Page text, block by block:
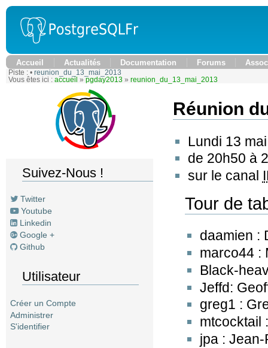
Accueil Actualités Documentation Forums
Piste : • reunion_du_13_mai_2013
Vous êtes ici : accueil » pgday2013 » reunion_du_13_mai_2013
Suivez-Nous !
Twitter
Youtube
Linkedin
Google +
Github
Utilisateur
Créer un Compte
Administrer
S'identifier
Réunion
Lundi 13
de 20h50 à
sur le canal
Tour de
daamien :
marco44 :
Black-
Jeffd:
greg1 :
mtcocktail
jpa :